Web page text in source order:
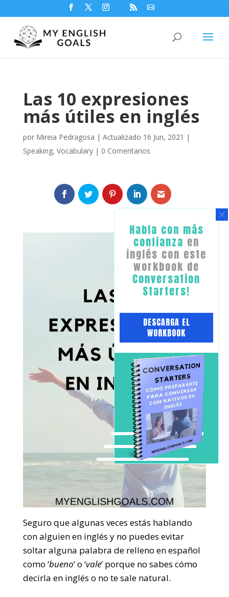
Las 10 expresiones
más útiles en inglés
por Mireia Pedragosa | Actualizado 16 Jun, 2021 |
Speaking, Vocabulary| 0 Comentarios
Seguro que algunas veces estás hablando
con alguien en inglés y no puedes evitar
soltar alguna palabra de relleno en español
como ‘bueno‘ o ‘vale‘ porque no sabes cómo
decirla en inglés o no te sale natural.
​Habla con ​más
confianza en
inglés con este
workbook de
Conversation
Starters!
​DESCARGA EL
WORKBOOK